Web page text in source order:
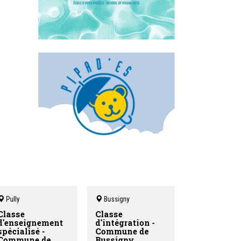
Pully
-
Bussigny
Classe
d'intégration -
Commune de